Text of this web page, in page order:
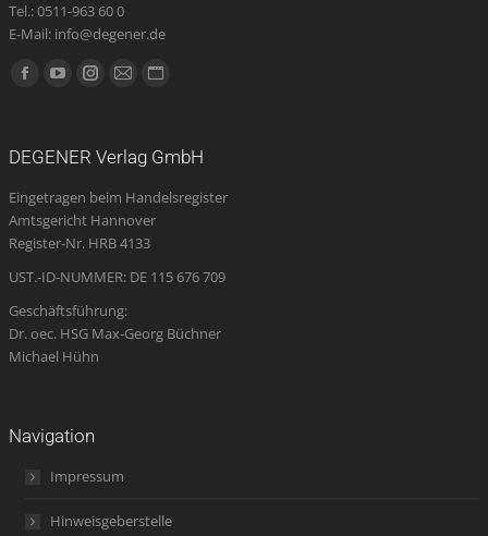
Tel.: 0511-963 60 0
E-Mail: info@degener.de
Finden Sie uns auf:
Facebook
new
window
YouTube
new
window
Instagram
new
window
E-
opens
in
new
Website
new
DEGENER Verlag GmbH
Eingetragen beim Handelsregister
Amtsgericht Hannover
Register-Nr. HRB 4133
UST.-ID-NUMMER: DE 115 676 709
Geschäftsführung:
Dr. oec. HSG Max-Georg Büchner
Michael Hühn
Navigation
Impressum
Hinweisgeberstelle